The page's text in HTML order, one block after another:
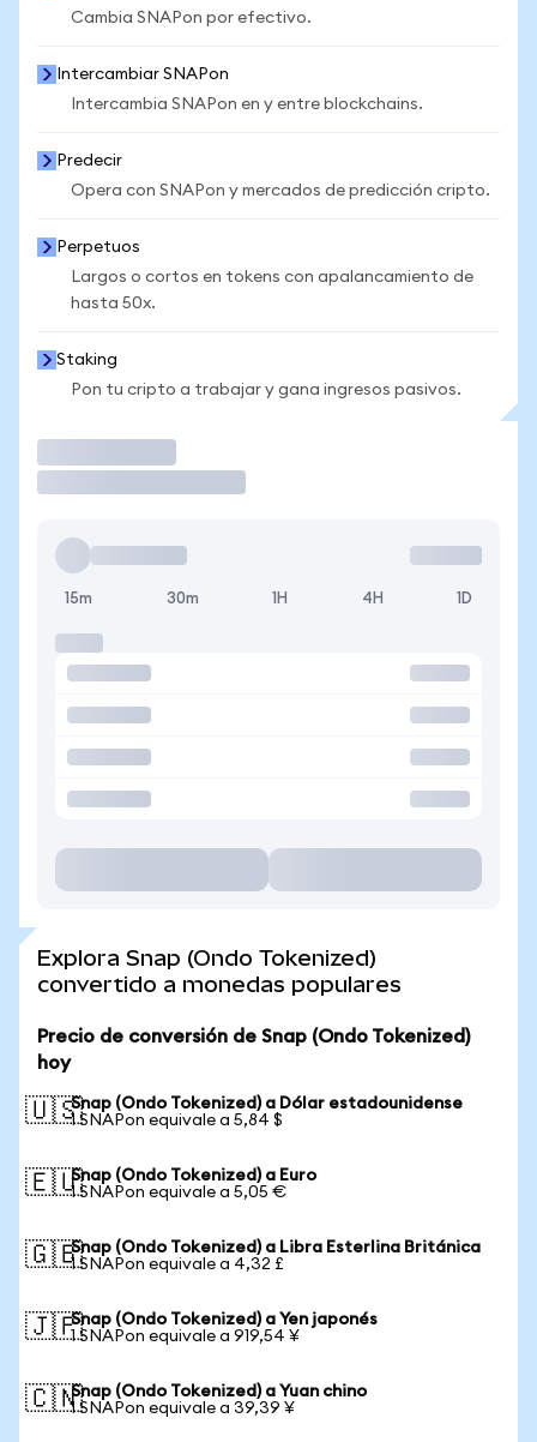
Cambia SNAPon por efectivo.
Intercambiar SNAPon
Intercambia SNAPon en y entre blockchains.
Predecir
Opera con SNAPon y mercados de predicción cripto.
Perpetuos
Largos o cortos en tokens con apalancamiento de
hasta 50x.
Staking
Pon tu cripto a trabajar y gana ingresos pasivos.
15m 30m 1H 4H 1D
Explora Snap (Ondo Tokenized)
convertido a monedas populares
Precio de conversión de Snap (Ondo Tokenized)
hoy
🇺🇸Snap (Ondo Tokenized) a Dólar estadounidense
1 SNAPon equivale a 5,84 $
🇪🇺Snap (Ondo Tokenized) a Euro
1 SNAPon equivale a 5,05 €
🇬🇧Snap (Ondo Tokenized) a Libra Esterlina Británica
1 SNAPon equivale a 4,32 £
🇯🇵Snap (Ondo Tokenized) a Yen japonés
1 SNAPon equivale a 919,54 ¥
🇨🇳Snap (Ondo Tokenized) a Yuan chino
1 SNAPon equivale a 39,39 ¥